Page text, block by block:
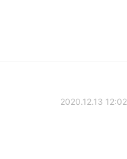
2020.12.13 12:02